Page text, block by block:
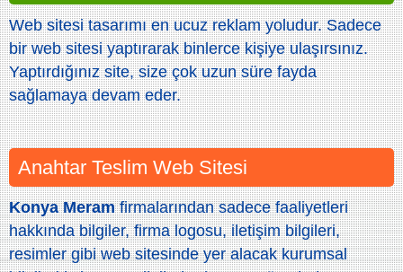
Web sitesi tasarımı en ucuz reklam yoludur. Sadece
bir web sitesi yaptırarak binlerce kişiye ulaşırsınız.
Yaptırdığınız site, size çok uzun süre fayda
sağlamaya devam eder.
Anahtar Teslim Web Sitesi
Konya Meramfirmalarından sadece faaliyetleri
hakkında bilgiler, firma logosu, iletişim bilgileri,
resimler gibi web sitesinde yer alacak kurumsal